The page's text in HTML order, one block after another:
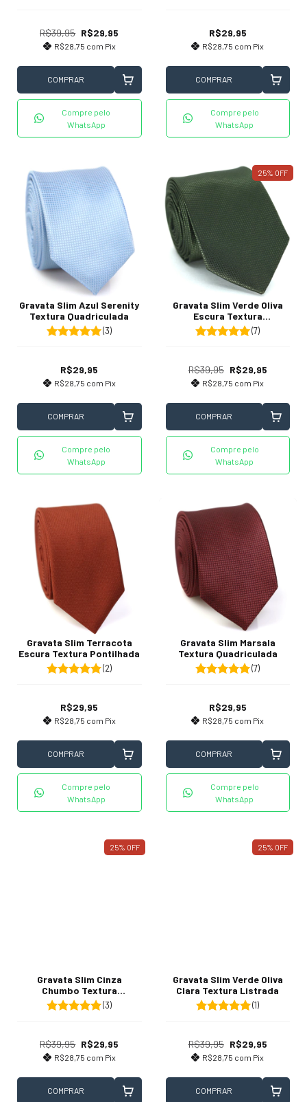
R$39,95 R$29,95
R$28,75 com Pix
COMPRAR
Compre pelo
WhatsApp
R$29,95
R$28,75 com Pix
COMPRAR
Compre pelo
WhatsApp
Gravata Slim Azul Serenity
Textura Quadriculada
(3)
R$29,95
R$28,75 com Pix
COMPRAR
Compre pelo
WhatsApp
25% OFF
Gravata Slim Verde Oliva
Escura Textura
Quadriculada
(7)
R$39,95 R$29,95
R$28,75 com Pix
COMPRAR
Compre pelo
WhatsApp
Gravata Slim Terracota
Escura Textura Pontilhada
(2)
R$29,95
R$28,75 com Pix
COMPRAR
Compre pelo
WhatsApp
Gravata Slim Marsala
Textura Quadriculada
(7)
R$29,95
R$28,75 com Pix
COMPRAR
Compre pelo
WhatsApp
25% OFF
Gravata Slim Cinza
Chumbo Textura
Quadriculada
(3)
R$39,95 R$29,95
R$28,75 com Pix
COMPRAR
25% OFF
Gravata Slim Verde Oliva
Clara Textura Listrada
(1)
R$39,95 R$29,95
R$28,75 com Pix
COMPRAR